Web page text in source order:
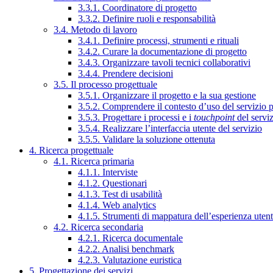
3.3.1. Coordinatore di progetto
3.3.2. Definire ruoli e responsabilità
3.4. Metodo di lavoro
3.4.1. Definire processi, strumenti e rituali
3.4.2. Curare la documentazione di progetto
3.4.3. Organizzare tavoli tecnici collaborativi
3.4.4. Prendere decisioni
3.5. Il processo progettuale
3.5.1. Organizzare il progetto e la sua gestione
3.5.2. Comprendere il contesto d’uso del servizio
3.5.3. Progettare i processi e i touchpointdel
3.5.4. Realizzare l’interfaccia utente del servizio
3.5.5. Validare la soluzione ottenuta
4. Ricerca progettuale
4.1. Ricerca primaria
4.1.1. Interviste
4.1.2. Questionari
4.1.3. Test di usabilità
4.1.4. Web analytics
4.1.5. Strumenti di mappatura dell’esperienza
4.2. Ricerca secondaria
4.2.1. Ricerca documentale
4.2.2. Analisi benchmark
4.2.3. Valutazione euristica
5. Progettazione dei servizi